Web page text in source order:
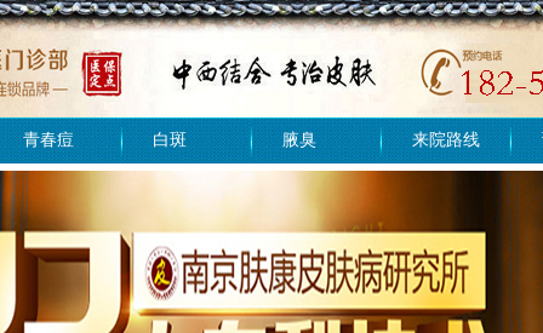
青春痘 白斑 腋臭 来院路线